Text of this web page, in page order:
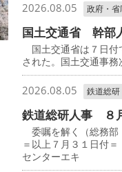
2026.08.05 政府・
国土交通省 幹部
国土交通省は７日付
された。国土交通事務
2026.08.05 鉄道総研
鉄道総研人事 ８
委嘱を解く（総務部
＝以上７月３１日付
センターエキ